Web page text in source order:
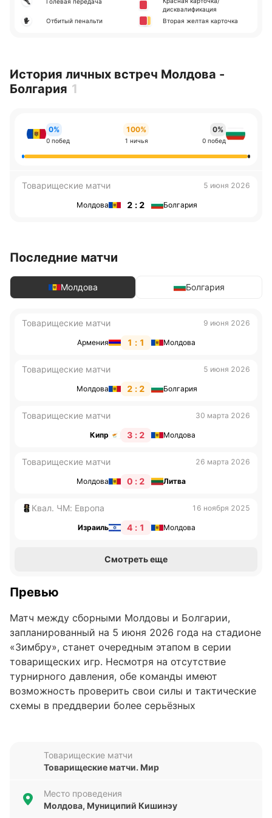
Отбитый пенальти
дисквалификация
Вторая желтая карточка
История личных встреч Молдова -
Болгария 1
0%
0 побед
100%
1 ничья
0%
0 побед
Товарищеские матчи 5 июня 2026
Молдова 2 : 2 Болгария
Последние матчи
Молдова Болгария
Товарищеские матчи 9 июня 2026
Армения 1 : 1 Молдова
Товарищеские матчи 5 июня 2026
Молдова 2 : 2 Болгария
Товарищеские матчи 30 марта 2026
Кипр 3 : 2 Молдова
Товарищеские матчи 26 марта 2026
Молдова 0 : 2 Литва
Квал. ЧМ: Европа 16 ноября 2025
Израиль 4 : 1 Молдова
Смотреть еще
Превью
Матч между сборными Молдовы и Болгарии,
запланированный на 5 июня 2026 года на стадионе
«Зимбру», станет очередным этапом в серии
товарищеских игр. Несмотря на отсутствие
турнирного давления, обе команды имеют
возможность проверить свои силы и тактические
схемы в преддверии более серьёзных
проверкой для обеих сторон.
Форма сборной Молдовы вызывает вопросы: за
Товарищеские матчи
Товарищеские матчи. Мир
Место проведения
Молдова, Муниципий Кишинэу